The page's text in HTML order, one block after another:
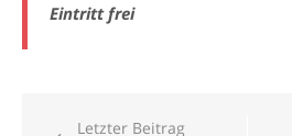
Eintritt frei
Beitragsnavigation
Letzter Beitrag